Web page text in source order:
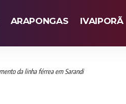
ARAPONGAS IVAIPORÃ
da linha férrea em Sarandi